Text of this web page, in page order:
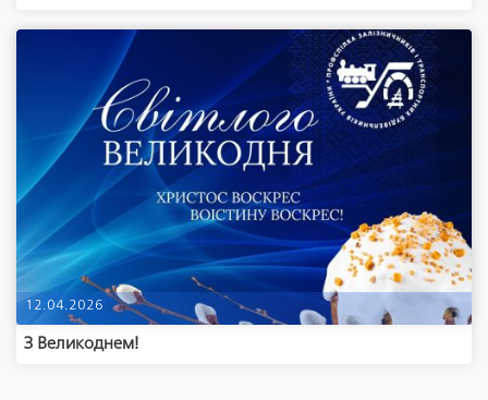
12.04.2026
З Великоднем!